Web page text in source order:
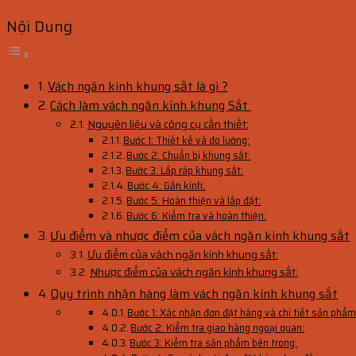
Nội Dung
Vách ngăn kính khung sắt là gì ?
Cách làm vách ngăn kính khung Sắt
Nguyên liệu và công cụ cần thiết:
Bước 1: Thiết kế và đo lường:
Bước 2: Chuẩn bị khung sắt:
Bước 3: Lắp ráp khung sắt:
Bước 4: Gắn kính:
Bước 5: Hoàn thiện và lắp đặt:
Bước 6: Kiểm tra và hoàn thiện:
Ưu điểm và nhược điểm của vách ngăn kính khung sắt
Ưu điểm của vách ngăn kính khung sắt:
Nhược điểm của vách ngăn kính khung sắt:
Quy trình nhận hàng làm vách ngăn kính khung sắt
Bước 1: Xác nhận đơn đặt hàng và chi tiết sản
Bước 2: Kiểm tra giao hàng ngoại quan:
Bước 3: Kiểm tra sản phẩm bên trong: